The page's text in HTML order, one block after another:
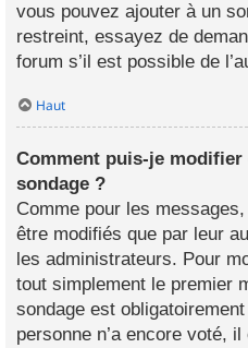
vous pouvez ajouter à un
restreint, essayez de
forum s’il est possible de
Haut
Comment puis-je
sondage ?
Comme pour les
être modifiés que par leur
les administrateurs. Pour
tout simplement le premier
sondage est
personne n’a encore voté,